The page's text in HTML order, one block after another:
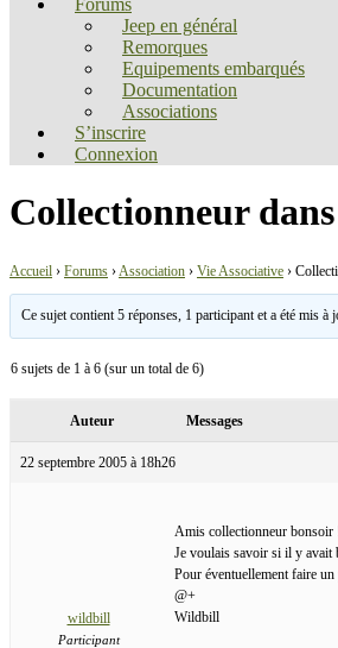
Forums
Jeep en général
Remorques
Equipements embarqués
Documentation
Associations
S’inscrire
Connexion
Collectionneur
Accueil › Forums ›Association › Vie Associative ›
Ce sujet contient 5 réponses, 1 participant et a été mis
6 sujets de 1 à 6 (sur un total de 6)
Auteur Messages
22 septembre 2005 à 18h26
wildbill
Participant
Amis collectionneur bonsoir
Je voulais savoir si il y avait
Pour éventuellement faire
@+
Wildbill